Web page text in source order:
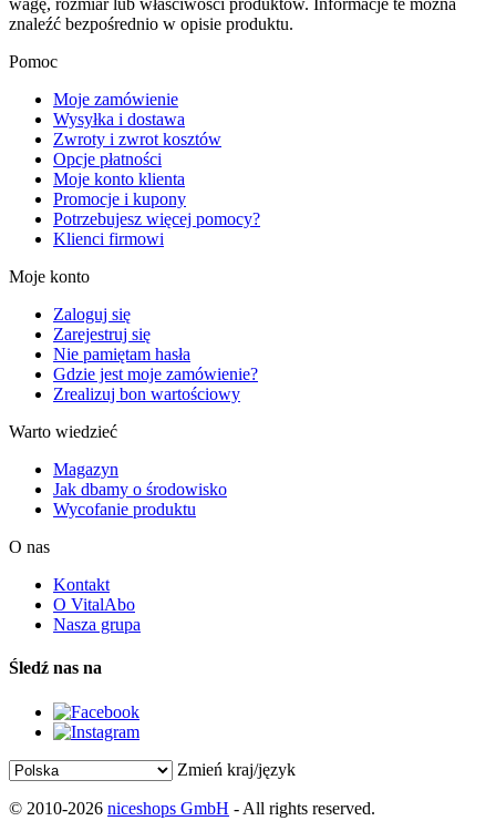
wagę, rozmiar lub właściwości produktów. Informacje te można
znaleźć bezpośrednio w opisie produktu.
Pomoc
Moje zamówienie
Wysyłka i dostawa
Zwroty i zwrot kosztów
Opcje płatności
Moje konto klienta
Promocje i kupony
Potrzebujesz więcej pomocy?
Klienci firmowi
Moje konto
Zaloguj się
Zarejestruj się
Nie pamiętam hasła
Gdzie jest moje zamówienie?
Zrealizuj bon wartościowy
Warto wiedzieć
Magazyn
Jak dbamy o środowisko
Wycofanie produktu
O nas
Kontakt
O VitalAbo
Nasza grupa
Śledź nas na
Zmień kraj/język
© 2010-2026 niceshops GmbH - All rights reserved.